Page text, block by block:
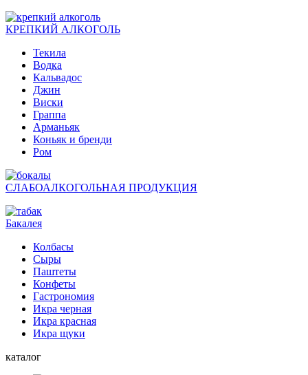
КРЕПКИЙ АЛКОГОЛЬ
Текила
Водка
Кальвадос
Джин
Виски
Граппа
Арманьяк
Коньяк и бренди
Ром
СЛАБОАЛКОГОЛЬНАЯ ПРОДУКЦИЯ
Бакалея
Колбасы
Сыры
Паштеты
Конфеты
Гастрономия
Икра черная
Икра красная
Икра щуки
каталог